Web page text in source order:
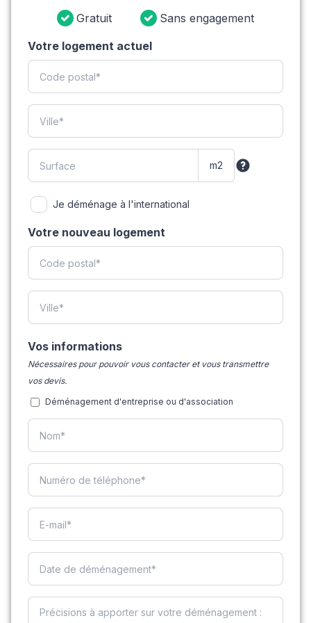
Gratuit
Sans engagement
Votre logement actuel
Je déménage à l'international
Votre nouveau logement
Vos informations
Nécessaires pour pouvoir vous contacter et vous transmettre
vos devis.
Déménagement d'entreprise ou d'association